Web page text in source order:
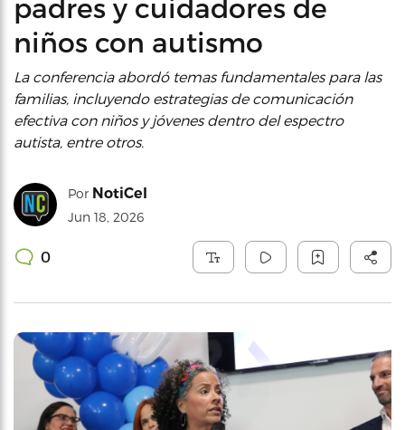
padres y cuidadores de
niños con autismo
La conferencia abordó temas fundamentales para las
familias, incluyendo estrategias de comunicación
efectiva con niños y jóvenes dentro del espectro
autista, entre otros.
Por NotiCel
Jun 18, 2026
0